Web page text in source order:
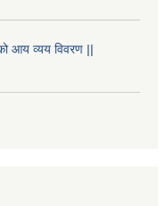
आय व्यय विवरण ||